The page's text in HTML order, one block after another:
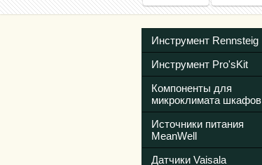
Инструмент Rennsteig
Инструмент Pro'sKit
Компоненты для
микроклимата шкафов
Источники питания
MeanWell
Датчики Vaisala